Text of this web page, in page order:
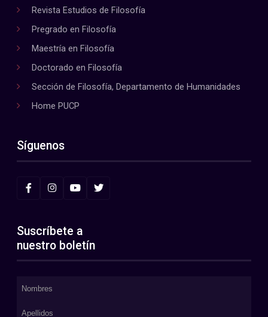
Revista Estudios de Filosofía
Pregrado en Filosofía
Maestría en Filosofía
Doctorado en Filosofía
Sección de Filosofía, Departamento de Humanidades
Home PUCP
Síguenos
Suscríbete a
nuestro boletín